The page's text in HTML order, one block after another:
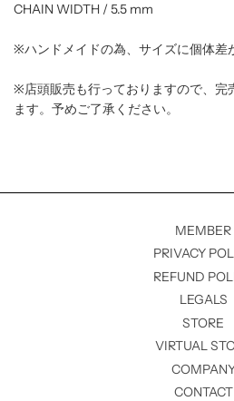
CHAIN WIDTH / 5.5 mm
※ハンドメイドの為、サイズに個体差
※店頭販売も行っておりますので、完
ます。予めご了承ください。
MEMBER
PRIVACY
REFUND
LEGALS
STORE
VIRTUAL
CONTACT